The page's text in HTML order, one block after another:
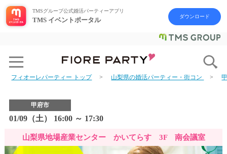
TMSグループ公式婚活パーティーアプリ
TMS イベントポータル ダウンロード
フィオーレパーティー トップ 山梨県の婚活パーティー・街コン
甲府市
01/09（土） 16:00 ～ 17:30
山梨県地場産業センター かいてらす 3F 南会議室